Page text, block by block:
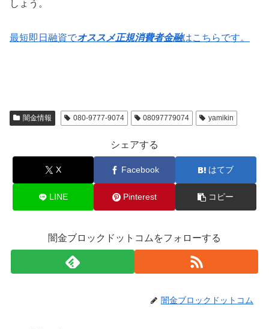
しょう。
最短即日融資でオススメ正規消費者金融はこちらです。
闇金情報 080-9777-9074 08097779074 yamikin
シェアする
X Facebook はてブ
LINE Pinterest コピー
闇金ブロックドットコムをフォローする
闇金ブロックドットコム